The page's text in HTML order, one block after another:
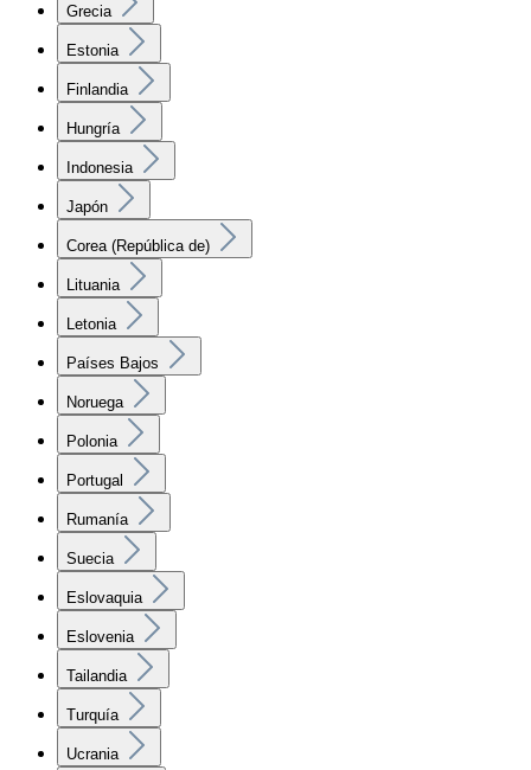
Grecia
Estonia
Finlandia
Hungría
Indonesia
Japón
Corea (República de)
Lituania
Letonia
Países Bajos
Noruega
Polonia
Portugal
Rumanía
Suecia
Eslovaquia
Eslovenia
Tailandia
Turquía
Ucrania